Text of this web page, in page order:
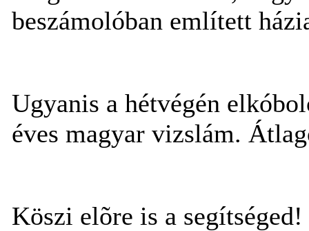
beszámolóban említett
Ugyanis a hétvégén
éves magyar vizslám.
Köszi elõre is a segítséged!